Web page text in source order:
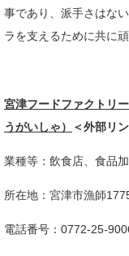
事であり、派手さはな
ラを支えるために共に
宮津フードファクトリ
うがいしゃ）
＜外部リ
業種等：飲食店、食品
所在地：宮津市漁師
電話番号：0772-25-